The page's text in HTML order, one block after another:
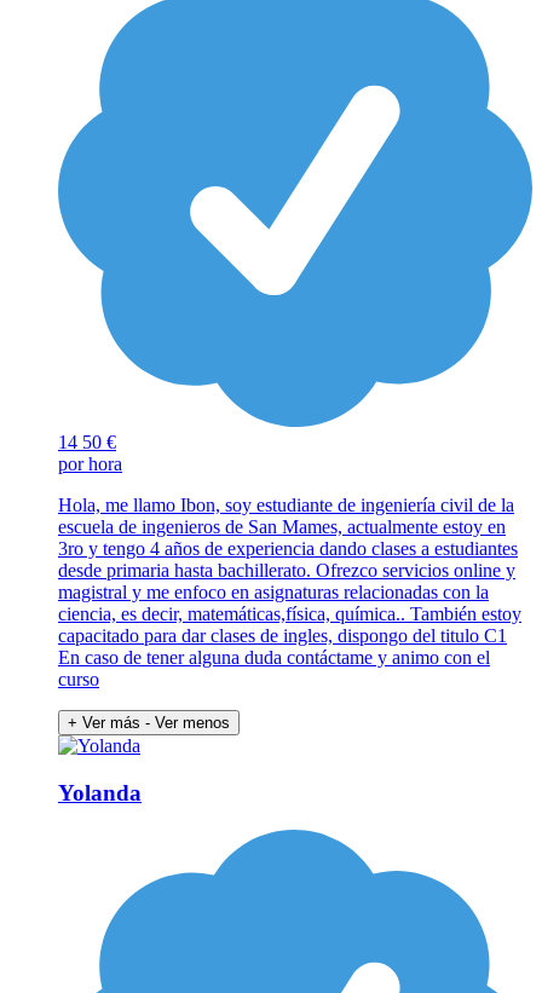
14 50 €
por hora
Hola, me llamo Ibon, soy estudiante de ingeniería civil de la
escuela de ingenieros de San Mames, actualmente estoy en
3ro y tengo 4 años de experiencia dando clases a estudiantes
desde primaria hasta bachillerato. Ofrezco servicios online y
magistral y me enfoco en asignaturas relacionadas con la
ciencia, es decir, matemáticas,física, química.. También estoy
capacitado para dar clases de ingles, dispongo del titulo C1
En caso de tener alguna duda contáctame y animo con el
curso
+ Ver más - Ver menos
Yolanda